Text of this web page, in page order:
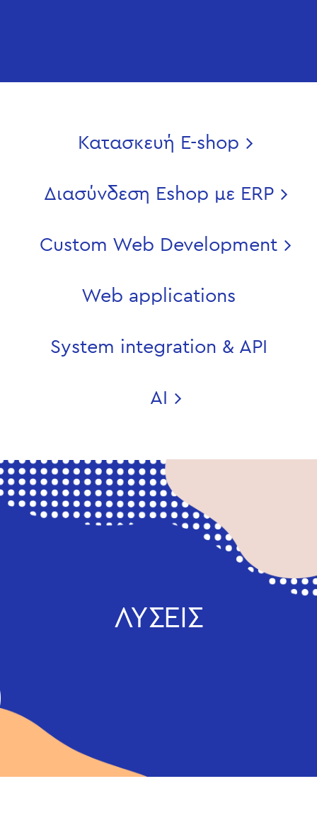
Κατασκευή E-shop
Διασύνδεση Eshop με ERP
Custom Web Development
Web applications
System integration & API
AI
ΛΥΣΕΙΣ